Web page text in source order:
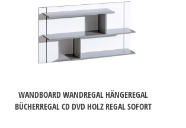
WANDBOARD WANDREGAL HÄNGEREGAL
BÜCHERREGAL CD DVD HOLZ REGAL SOFORT